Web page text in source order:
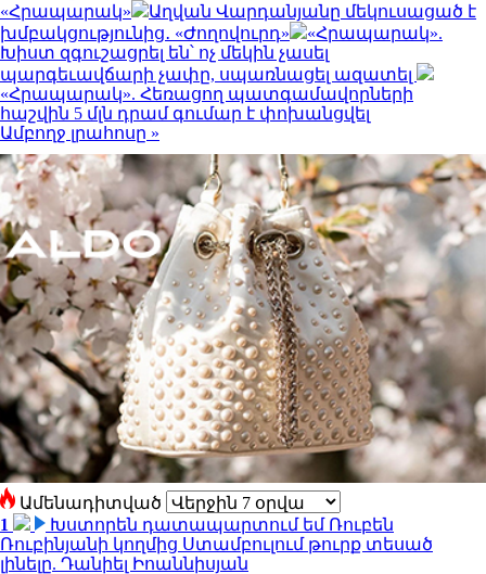
«Հրապարակ»
Աղվան Վարդանյանը մեկուսացած է
խմբակցությունից․ «Ժողովուրդ»
«Հրապարակ».
Խիստ զգուշացրել են՝ ոչ մեկին չասել
պարգեւավճարի չափը, սպառնացել ազատել
«Հրապարակ». Հեռացող պատգամավորների
հաշվին 5 մլն դրամ գումար է փոխանցվել
Ամբողջ լրահոսը »
Ամենադիտված
1
Խստորեն դատապարտում եմ Ռուբեն
Ռուբինյանի կողմից Ստամբուլում թուրք տեսած
լինելը. Դանիել Իոաննիսյան